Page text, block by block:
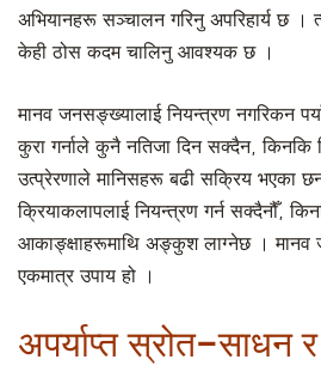
अभियानहरू सञ्चालन गरिनु अपरिहार्य छ ।
केही ठोस कदम चालिनु आवश्यक छ ।
मानव जनसङ्ख्यालाई नियन्त्रण नगरिकन
कुरा गर्नाले कुनै नतिजा दिन सक्दैन, किनकि
उत्प्रेरणाले मानिसहरू बढी सक्रिय भएका
क्रियाकलापलाई नियन्त्रण गर्न सक्दैनौँ,
आकाङ्क्षाहरूमाथि अङ्कुश लाग्नेछ । मानव
एकमात्र उपाय हो ।
अपर्याप्त स्रोत–साधन